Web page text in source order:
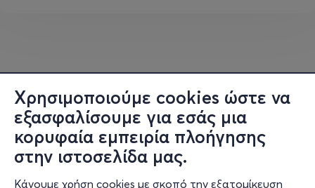
Χρησιμοποιούμε cookies ώστε να
εξασφαλίσουμε για εσάς μια
κορυφαία εμπειρία πλοήγησης
στην ιστοσελίδα μας.
Κάνουμε χρήση cookies με σκοπό την εξατομίκευση